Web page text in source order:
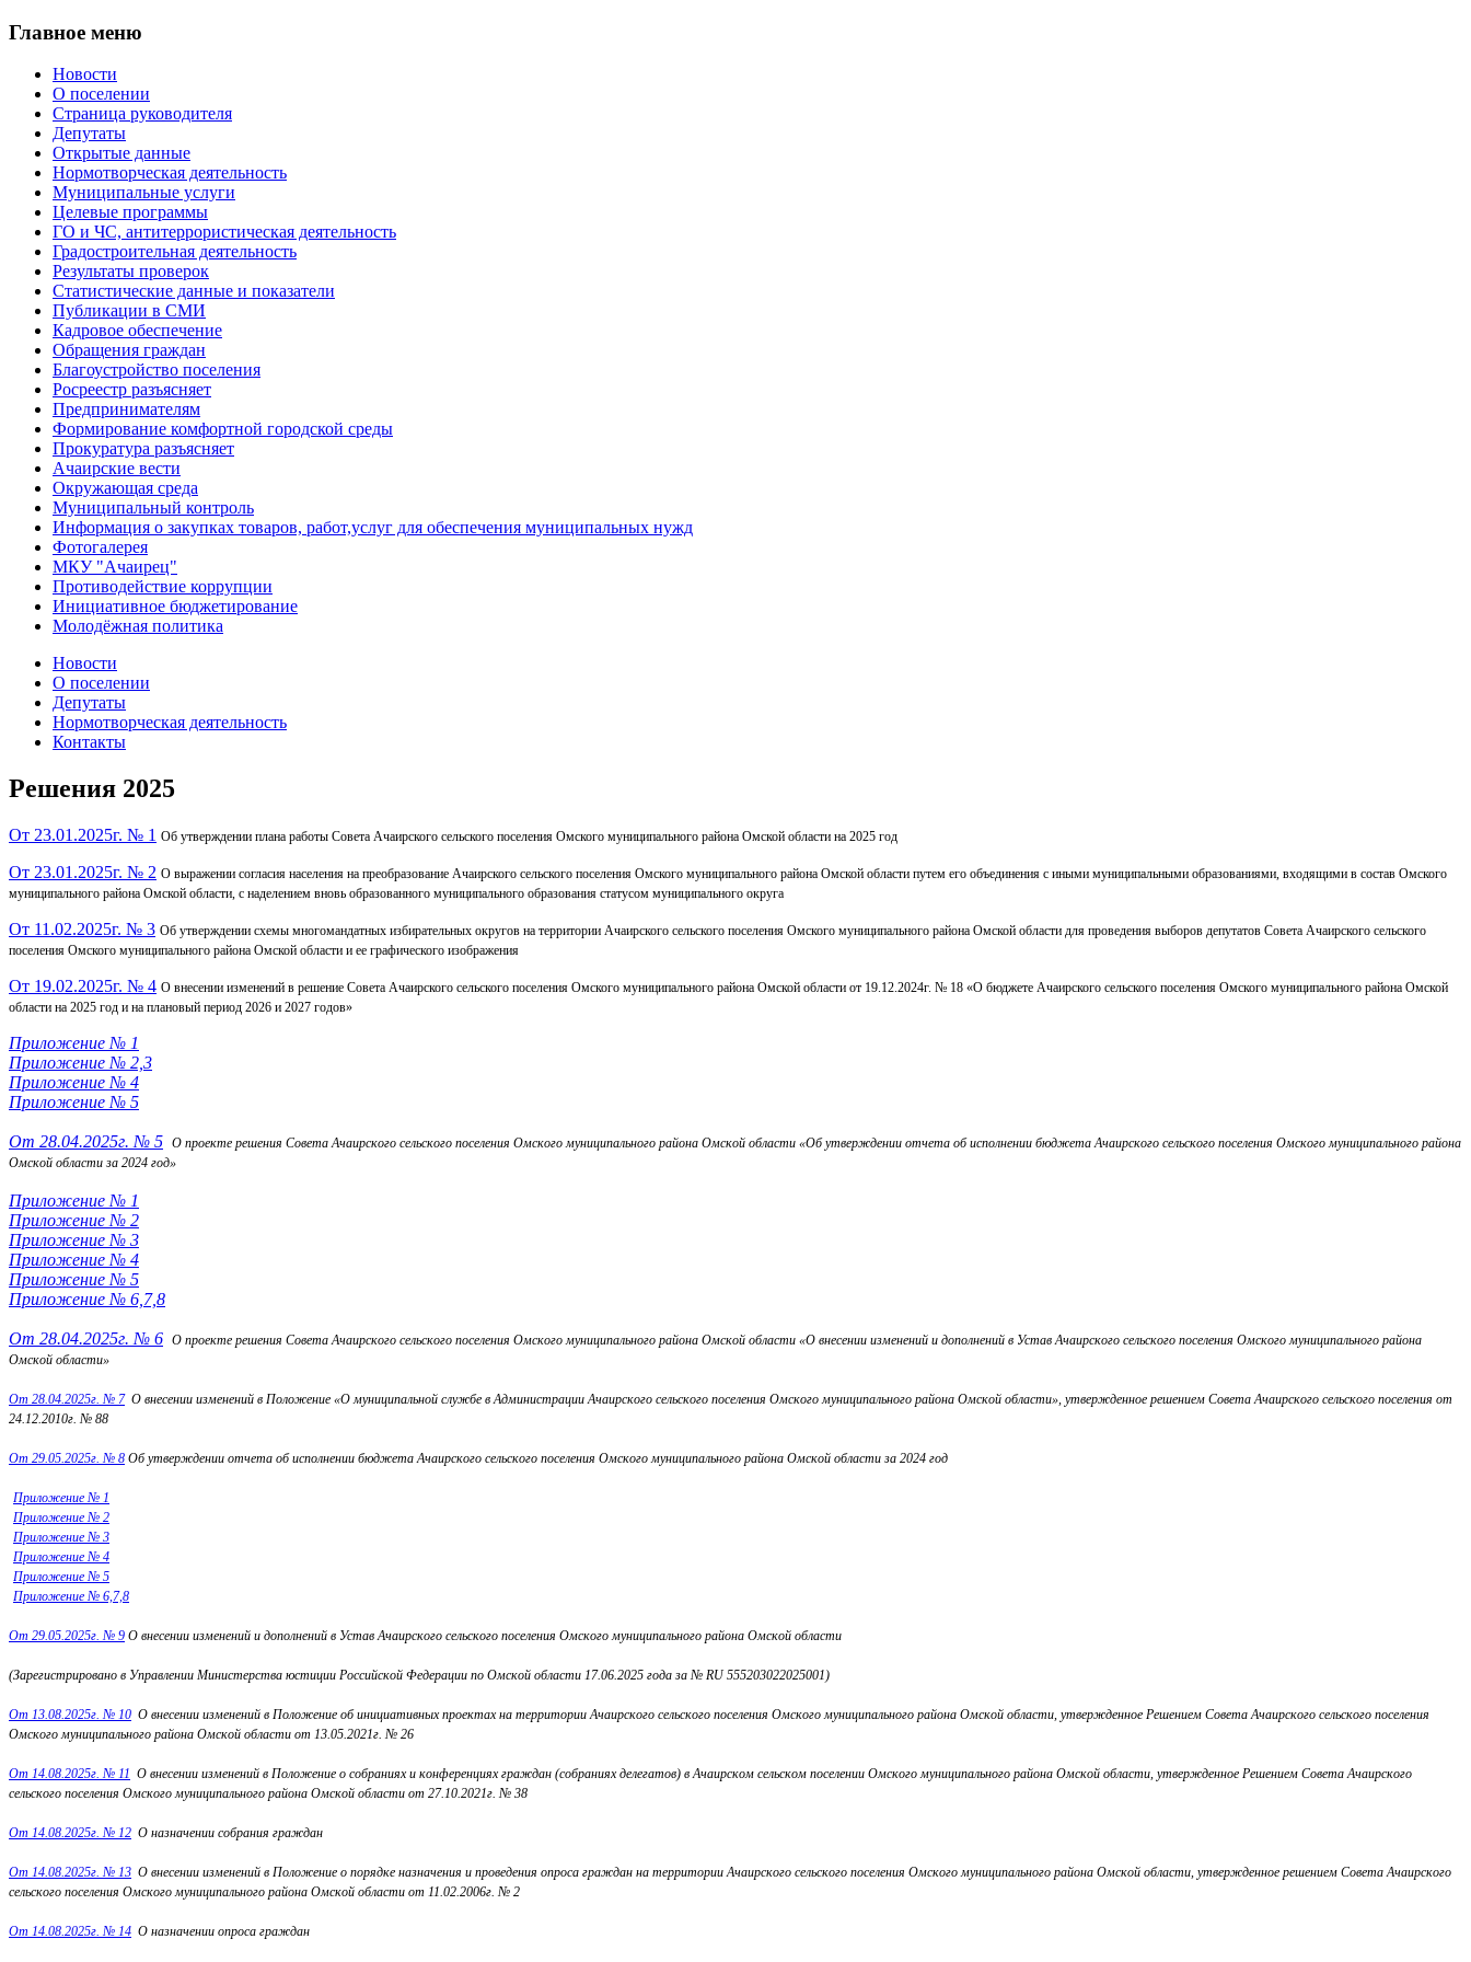
Главное меню
Новости
О поселении
Страница руководителя
Депутаты
Открытые данные
Нормотворческая деятельность
Муниципальные услуги
Целевые программы
ГО и ЧС, антитеррористическая деятельность
Градостроительная деятельность
Результаты проверок
Статистические данные и показатели
Публикации в СМИ
Кадровое обеспечение
Обращения граждан
Благоустройство поселения
Росреестр разъясняет
Предпринимателям
Формирование комфортной городской среды
Прокуратура разъясняет
Ачаирские вести
Окружающая среда
Муниципальный контроль
Информация о закупках товаров, работ,услуг для обеспечения муниципальных нужд
Фотогалерея
МКУ "Ачаирец"
Противодействие коррупции
Инициативное бюджетирование
Молодёжная политика
Новости
О поселении
Депутаты
Нормотворческая деятельность
Контакты
Решения 2025
От 23.01.2025г. № 1 Об утверждении плана работы Совета Ачаирского сельского поселения Омского муниципального района Омской области на 2025 год
От 23.01.2025г. № 2 О выражении согласия населения на преобразование Ачаирского сельского поселения Омского муниципального района Омской области путем его объединения с иными муниципальными образованиями, входящими в состав Омского
муниципального района Омской области, с наделением вновь образованного муниципального образования статусом муниципального округа
От 11.02.2025г. № 3 Об утверждении схемы многомандатных избирательных округов на территории Ачаирского сельского поселения Омского муниципального района Омской области для проведения выборов депутатов Совета Ачаирского сельского
поселения Омского муниципального района Омской области и ее графического изображения
От 19.02.2025г. № 4 О внесении изменений в решение Совета Ачаирского сельского поселения Омского муниципального района Омской области от 19.12.2024г. № 18 «О бюджете Ачаирского сельского поселения Омского муниципального района Омской
области на 2025 год и на плановый период 2026 и 2027 годов»
Приложение № 1
Приложение № 2,3
Приложение № 4
Приложение № 5
От 28.04.2025г. № 5 О проекте решения Совета Ачаирского сельского поселения Омского муниципального района Омской области «Об утверждении отчета об исполнении бюджета Ачаирского сельского поселения Омского муниципального района
Омской области за 2024 год»
Приложение № 1
Приложение № 2
Приложение № 3
Приложение № 4
Приложение № 5
Приложение № 6,7,8
От 28.04.2025г. № 6 О проекте решения Совета Ачаирского сельского поселения Омского муниципального района Омской области «О внесении изменений и дополнений в Устав Ачаирского сельского поселения Омского муниципального района
Омской области»
От 28.04.2025г. № 7 О внесении изменений в Положение «О муниципальной службе в Администрации Ачаирского сельского поселения Омского муниципального района Омской области», утвержденное решением Совета Ачаирского сельского поселения от
24.12.2010г. № 88
От 29.05.2025г. № 8 Об утверждении отчета об исполнении бюджета Ачаирского сельского поселения Омского муниципального района Омской области за 2024 год
Приложение № 1
Приложение № 2
Приложение № 3
Приложение № 4
Приложение № 5
Приложение № 6,7,8
От 29.05.2025г. № 9 О внесении изменений и дополнений в Устав Ачаирского сельского поселения Омского муниципального района Омской области
(Зарегистрировано в Управлении Министерства юстиции Российской Федерации по Омской области 17.06.2025 года за № RU 555203022025001)
От 13.08.2025г. № 10 О внесении изменений в Положение об инициативных проектах на территории Ачаирского сельского поселения Омского муниципального района Омской области, утвержденное Решением Совета Ачаирского сельского поселения
Омского муниципального района Омской области от 13.05.2021г. № 26
От 14.08.2025г. № 11 О внесении изменений в Положение о собраниях и конференциях граждан (собраниях делегатов) в Ачаирском сельском поселении Омского муниципального района Омской области, утвержденное Решением Совета Ачаирского
сельского поселения Омского муниципального района Омской области от 27.10.2021г. № 38
От 14.08.2025г. № 12 О назначении собрания граждан
От 14.08.2025г. № 13 О внесении изменений в Положение о порядке назначения и проведения опроса граждан на территории Ачаирского сельского поселения Омского муниципального района Омской области, утвержденное решением Совета Ачаирского
сельского поселения Омского муниципального района Омской области от 11.02.2006г. № 2
От 14.08.2025г. № 14 О назначении опроса граждан